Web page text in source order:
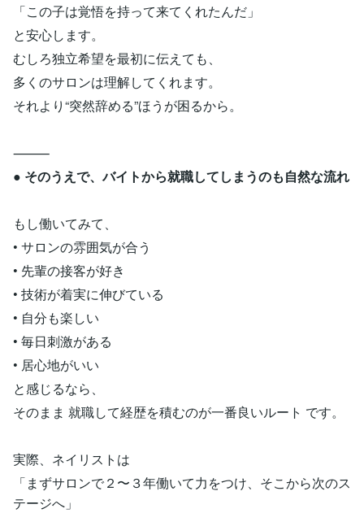
「この子は覚悟を持って来てくれたんだ」
と安心します。
むしろ独立希望を最初に伝えても、
多くのサロンは理解してくれます。
それより“突然辞める”ほうが困るから。
⸻
● そのうえで、バイトから就職してしまうのも自然な流れ
もし働いてみて、
• サロンの雰囲気が合う
• 先輩の接客が好き
• 技術が着実に伸びている
• 自分も楽しい
• 毎日刺激がある
• 居心地がいい
と感じるなら、
そのまま 就職して経歴を積むのが一番良いルート です。
実際、ネイリストは
「まずサロンで２〜３年働いて力をつけ、そこから次のス
テージへ」